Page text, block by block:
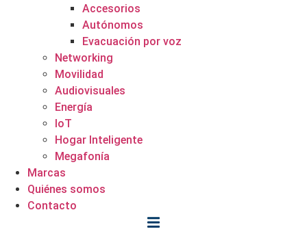
Accesorios
Autónomos
Evacuación por voz
Networking
Movilidad
Audiovisuales
Energía
IoT
Hogar Inteligente
Megafonía
Marcas
Quiénes somos
Contacto